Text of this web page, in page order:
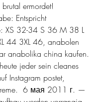
brutal ermordet!
Entspricht
XS 32-34 S 36 M 38 L
44 3XL 46, anabolen
anabolika china kaufen.
jeder sein cleanes
Instagram postet,
6 мая 2011 г. —